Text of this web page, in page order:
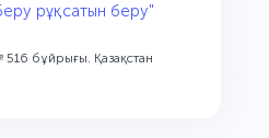
рұқсатын беру"
бұйрығы. Қазақстан